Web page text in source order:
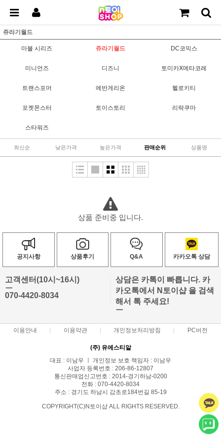
쥬라기월드
마블 시리즈 쥬라기월드 DC코믹스
미니언즈 디즈니 토미카Ⅹ메타코레
트랜스포머 에반게리온 헬로키티
포켓몬스터 토이스토리 리락쿠마
스타워즈
최신순 낮은가격 높은가격 판매순위 상품명
상품 준비중 입니다.
공지사항 상품후기 Q&A 카카오톡 상담
고객센터(10시~16시)
ㅡ
070-4420-8034
상담은 카톡이 빠릅니다. 카
카오톡에서 N토이샵 을 검색
해서 톡 주세요!
ㅡ
이용안내 이용약관 개인정보처리방침 PC버전
(주) 유에스티알
대표 : 이남우 ㅣ 개인정보 보호 책임자 : 이남우
사업자 등록번호 : 206-86-12807
통신판매업신고번호 : 2014-경기하남-0200
전화 : 070-4420-8034
주소 : 경기도 하남시 감초로184번길 85-19
COPYRIGHT(C)N토이샵 ALL RIGHTS RESERVED.